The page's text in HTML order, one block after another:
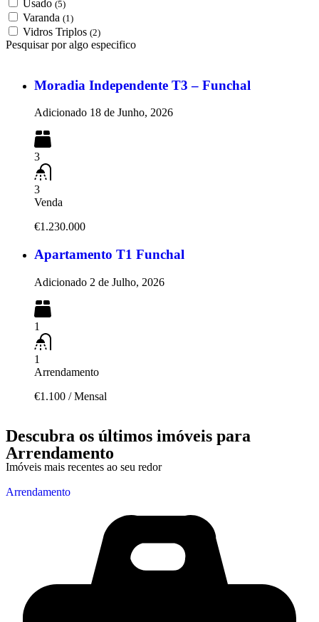
Usado (5)
Varanda (1)
Vidros Triplos (2)
Pesquisar por algo especifico
Moradia Independente T3 – Funchal
Adicionado 18 de Junho, 2026
3
3
Venda
€1.230.000
Apartamento T1 Funchal
Adicionado 2 de Julho, 2026
1
1
Arrendamento
€1.100 / Mensal
Descubra os últimos imóveis para
Arrendamento
Imóveis mais recentes ao seu redor
Arrendamento